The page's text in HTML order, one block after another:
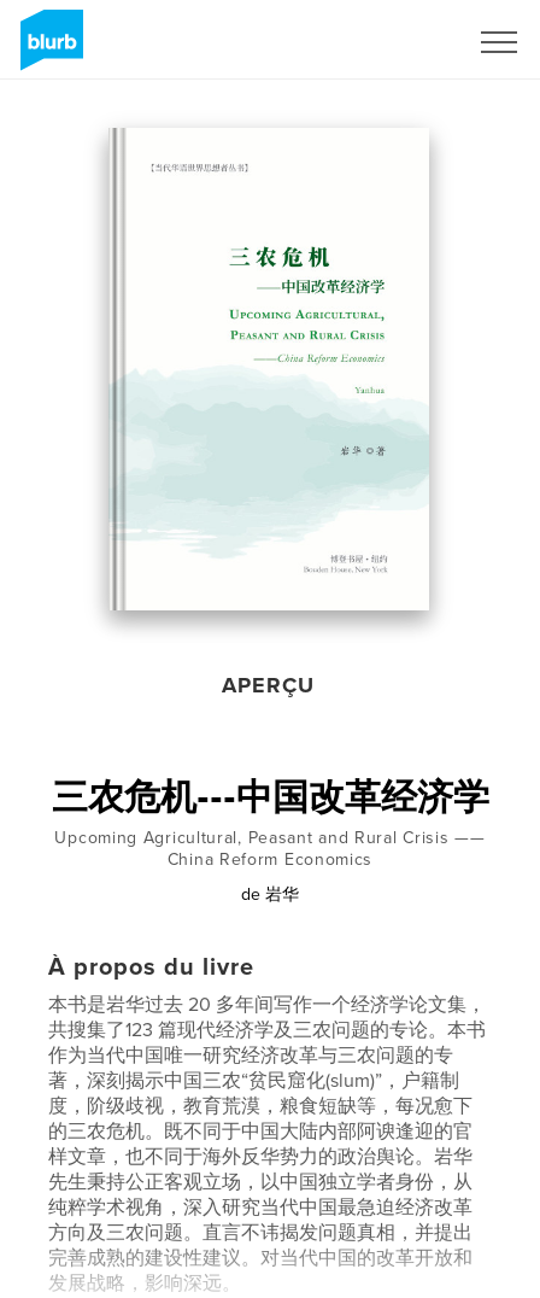
APERÇU
三农危机---中国改革经济学
Upcoming Agricultural, Peasant and Rural Crisis ——
China Reform Economics
de 岩华
À propos du livre
本书是岩华过去 20 多年间写作一个经济学论文集，
共搜集了123 篇现代经济学及三农问题的专论。本书
作为当代中国唯一研究经济改革与三农问题的专
著，深刻揭示中国三农“贫民窟化(slum)”，户籍制
度，阶级歧视，教育荒漠，粮食短缺等，每况愈下
的三农危机。既不同于中国大陆内部阿谀逢迎的官
样文章，也不同于海外反华势力的政治舆论。岩华
先生秉持公正客观立场，以中国独立学者身份，从
纯粹学术视角，深入研究当代中国最急迫经济改革
方向及三农问题。直言不讳揭发问题真相，并提出
完善成熟的建设性建议。对当代中国的改革开放和
发展战略，影响深远。